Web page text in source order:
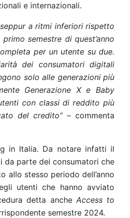
e internazionali.
a ritmi inferiori rispetto
semestre di quest’anno
per un utente su due.
dei consumatori digitali
solo alle generazioni più
Generazione X e Baby
con classi di reddito più
del credito” – commenta
in Italia. Da notare infatti il
da parte dei consumatori che
allo stesso periodo dell’anno
utenti che hanno avviato
detta anche Access to
semestre 2024.